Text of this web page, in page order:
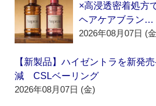
×高浸透密着処方
ヘアケアブラン…
2026年08月07日 (
【新製品】ハイゼントラを新発
減 CSLベーリング
2026年08月07日 (金)